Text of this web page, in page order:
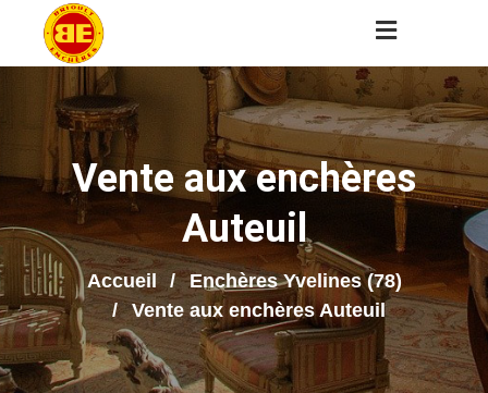
Vente aux enchères
Auteuil
Accueil
Enchères Yvelines (78)
Vente aux enchères Auteuil